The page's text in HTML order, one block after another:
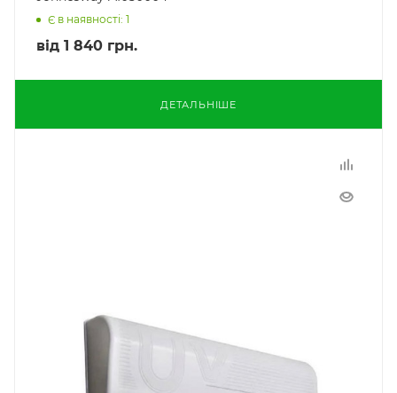
Є в наявності: 1
від 1 840 грн.
ДЕТАЛЬНІШЕ